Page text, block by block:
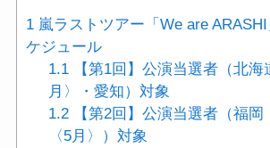
1嵐ラストツアー「We are ARASHI
ケジュール
1.1 【第1回】公演当選者（北海
月〉・愛知）対象
1.2 【第2回】公演当選者（福
〈5月〉）対象